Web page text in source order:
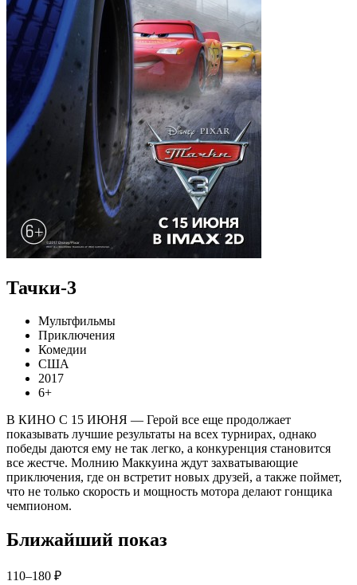
Тачки-3
Мультфильмы
Приключения
Комедии
США
2017
6+
В КИНО С 15 ИЮНЯ — Герой все еще продолжает
показывать лучшие результаты на всех турнирах, однако
победы даются ему не так легко, а конкуренция становится
все жестче. Молнию Маккуина ждут захватывающие
приключения, где он встретит новых друзей, а также поймет,
что не только скорость и мощность мотора делают гонщика
чемпионом.
Ближайший показ
110–180 ₽